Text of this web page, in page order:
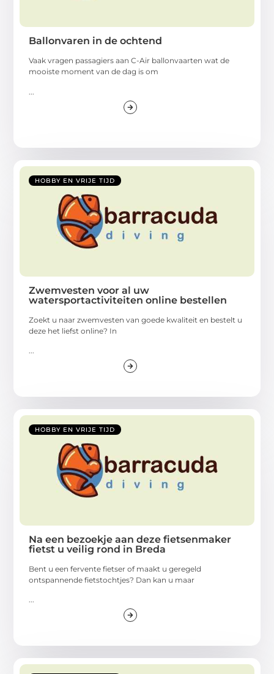
Ballonvaren in de ochtend
Vaak vragen passagiers aan C-Air ballonvaarten wat de
mooiste moment van de dag is om
HOBBY EN VRIJE TIJD
Zwemvesten voor al uw
watersportactiviteiten online bestellen
Zoekt u naar zwemvesten van goede kwaliteit en bestelt u
deze het liefst online? In
...
HOBBY EN VRIJE TIJD
Na een bezoekje aan deze fietsenmaker
fietst u veilig rond in Breda
Bent u een fervente fietser of maakt u geregeld
ontspannende fietstochtjes? Dan kan u maar
...